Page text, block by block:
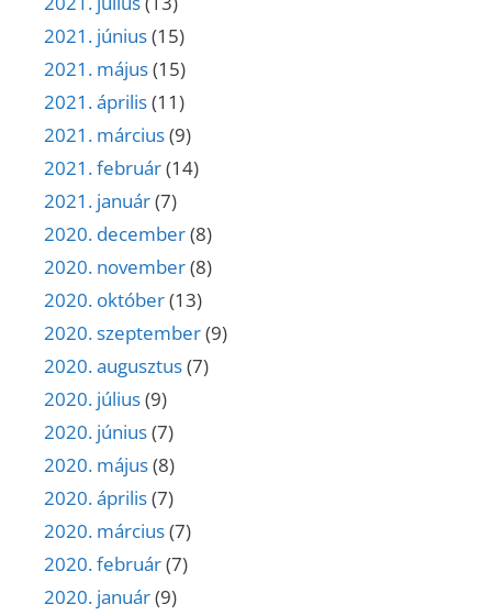
2021. június(15)
2021. május(15)
2021. április(11)
2021. március(9)
2021. február(14)
2021. január(7)
2020. december(8)
2020. november(8)
2020. október(13)
2020. szeptember(9)
2020. augusztus(7)
2020. július(9)
2020. június(7)
2020. május(8)
2020. április(7)
2020. március(7)
2020. február(7)
2020. január(9)